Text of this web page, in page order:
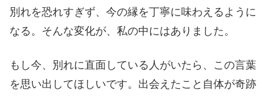
別れを恐れすぎず、今の縁を丁寧に味わえるように
なる。そんな変化が、私の中にはありました。
もし今、別れに直面している人がいたら、この言葉
を思い出してほしいです。出会えたこと自体が奇跡